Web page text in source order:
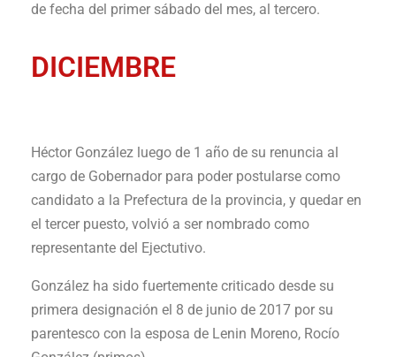
de fecha del primer sábado del mes, al tercero.
DICIEMBRE
Héctor González luego de 1 año de su renuncia al
cargo de Gobernador para poder postularse como
candidato a la Prefectura de la provincia, y quedar en
el tercer puesto, volvió a ser nombrado como
representante del Ejectutivo.
González ha sido fuertemente criticado desde su
primera designación el 8 de junio de 2017 por su
parentesco con la esposa de Lenin Moreno, Rocío